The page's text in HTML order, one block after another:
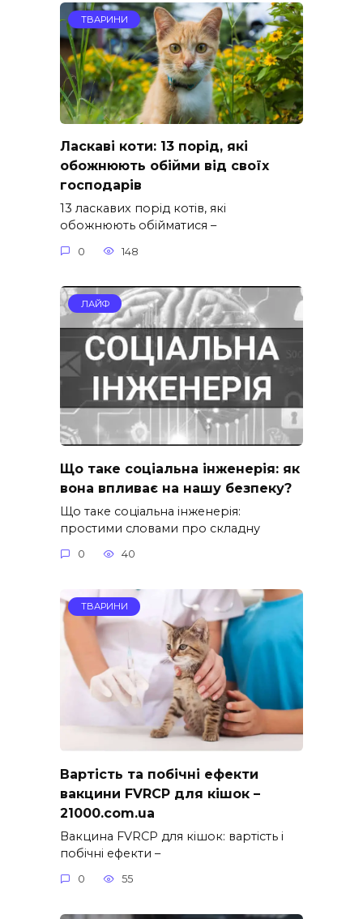
ТВАРИНИ
Ласкаві коти: 13 порід, які
обожнюють обійми від своїх
господарів
13 ласкавих порід котів, які
обожнюють обійматися –
0 148
ЛАЙФ
Що таке соціальна інженерія: як
вона впливає на нашу безпеку?
Що таке соціальна інженерія:
простими словами про складну
0 40
ТВАРИНИ
Вартість та побічні ефекти
вакцини FVRCP для кішок –
21000.com.ua
Вакцина FVRCP для кішок: вартість і
побічні ефекти –
0 55